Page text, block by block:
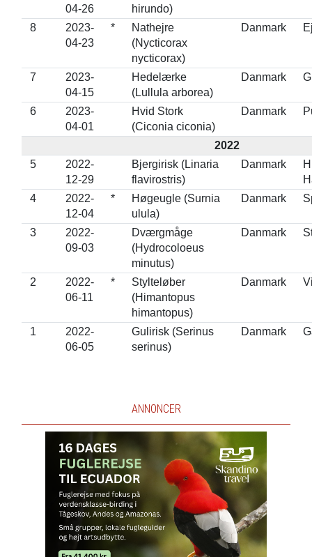
04-26
hirundo)
8
2023-
04-23
*
Nathejre
(Nycticorax
nycticorax)
Danmark
7
2023-
04-15
Hedelærke
(Lullula arborea)
Danmark
6
2023-
04-01
Hvid Stork
(Ciconia ciconia)
Danmark
2022
5
2022-
12-29
Bjergirisk (Linaria
flavirostris)
Danmark
4
2022-
12-04
*
Høgeugle (Surnia
ulula)
Danmark
3
2022-
09-03
Dværgmåge
(Hydrocoloeus
minutus)
Danmark
2
2022-
06-11
*
Stylteløber
(Himantopus
himantopus)
Danmark
1
2022-
06-05
Gulirisk (Serinus
serinus)
Danmark
ANNONCER